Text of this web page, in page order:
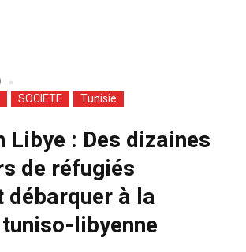
SOCIETE Tunisie
Libye : Des dizaines
de réfugiés
débarquer à la
libyenne